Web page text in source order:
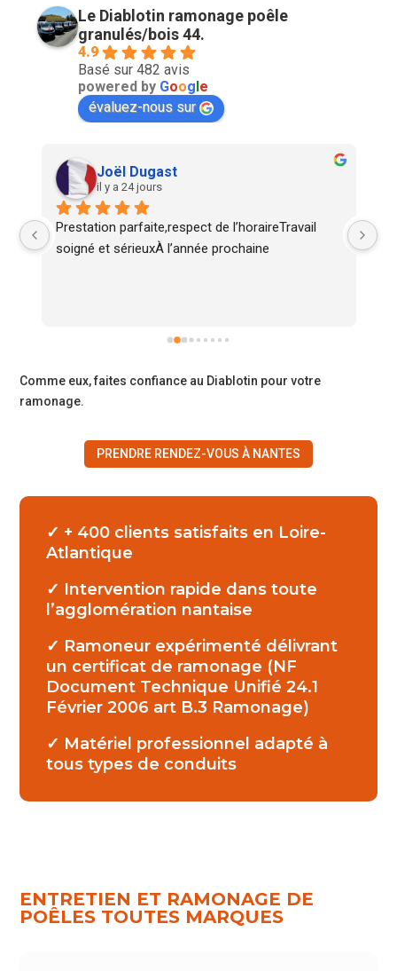
Le Diablotin ramonage poêle
granulés/bois 44.
4.9
Basé sur 482 avis
powered by Google
évaluez-nous sur
Joël Dugast
il y a 24 jours
Prestation parfaite,respect de l’horaireTravail
soigné et sérieuxÀ l’année prochaine
Comme eux, faites confiance au Diablotin pour votre
ramonage.
PRENDRE RENDEZ-VOUS À NANTES
✓ + 400 clients satisfaits en Loire-
Atlantique
✓ Intervention rapide dans toute
l’agglomération nantaise
✓ Ramoneur expérimenté délivrant
un certificat de ramonage (NF
Document Technique Unifié 24.1
Février 2006 art B.3 Ramonage)
✓ Matériel professionnel adapté à
tous types de conduits
ENTRETIEN ET RAMONAGE DE
POÊLES TOUTES MARQUES